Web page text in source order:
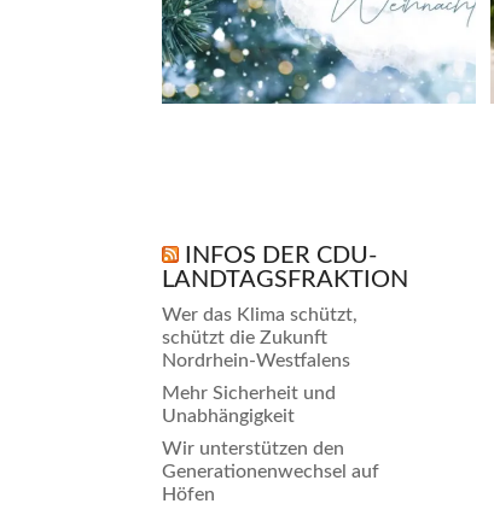
INFOS DER CDU-
LANDTAGSFRAKTION
Wer das Klima schützt,
schützt die Zukunft
Nordrhein-Westfalens
Mehr Sicherheit und
Unabhängigkeit
Wir unterstützen den
Generationenwechsel auf
Höfen